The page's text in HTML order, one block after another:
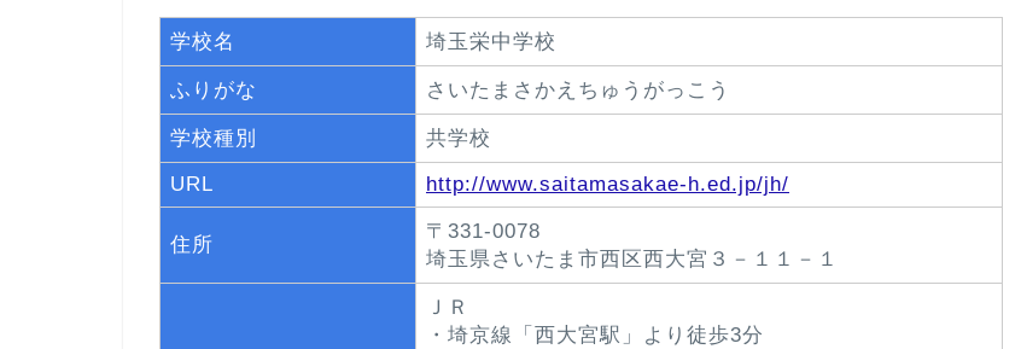
学校名 埼玉栄中学校
ふりがな さいたまさかえちゅうがっこう
学校種別
共学校
URL
http://www.saitamasakae-h.ed.jp/jh/
住所
〒331-0078
埼玉県さいたま市西区西大宮３－１１－１
ＪＲ
・埼京線「西大宮駅」より徒歩3分